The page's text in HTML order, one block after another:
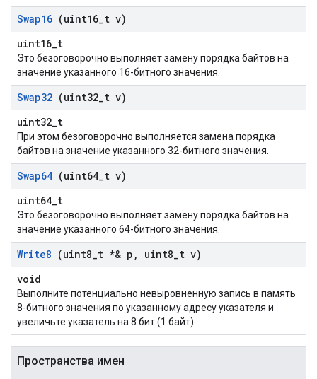
Swap16 (uint16 t v)
uint16_t
Это безоговорочно выполняет замену порядка байтов на
значение указанного 16-битного значения.
Swap32 (uint32 t v)
uint32_t
При этом безоговорочно выполняется замена порядка
байтов на значение указанного 32-битного значения.
Swap64 (uint64 t v)
uint64_t
Это безоговорочно выполняет замену порядка байтов на
значение указанного 64-битного значения.
Write8 (uint8 t *& p , uint8 t v)
void
Выполните потенциально невыровненную запись в память
8-битного значения по указанному адресу указателя и
увеличьте указатель на 8 бит (1 байт).
Пространства имен